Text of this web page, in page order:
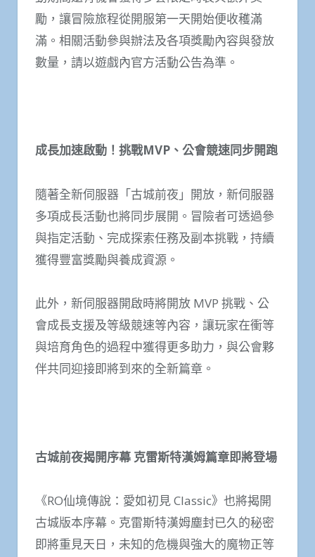
勵，讓冒險旅程從開服第一天開始便收穫滿
滿。相關活動參與辦法及各項獎勵內容與發放
數量，請以遊戲內官方活動公告為準。
成長加速啟動！挑戰MVP、公會競速同步開跑
隨著全新伺服器「古城前夜」開放，新伺服器
多項成長活動也將同步展開。冒險者可透過參
與指定活動、完成探索任務及副本挑戰，持續
獲得豐富獎勵與養成資源。
此外，新伺服器開啟時將開放 MVP 挑戰、公
會成長支援及等級競速等內容，讓玩家在衝等
與培育角色的過程中獲得更多助力，與公會夥
伴共同迎接即將到來的全新篇章。
古城前夜揭開序幕 克雷斯特漢姆篇章即將登場
《RO仙境傳說：愛如初見 Classic》也將揭開
古城版本序幕。克雷斯特漢姆塵封已久的秘密
即將重見天日，未知的危機與強大的魔物正等